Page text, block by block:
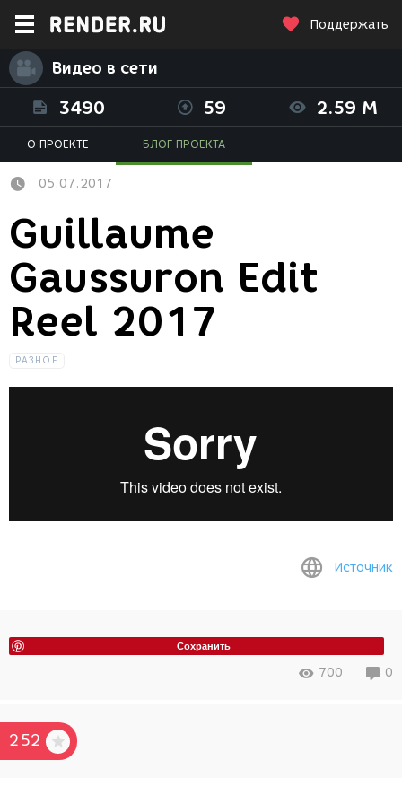
Поддержать
Видео в сети
3490 59 2.59 M
О ПРОЕКТЕ БЛОГ ПРОЕКТА
05.07.2017
Guillaume
Gaussuron Edit
Reel 2017
РАЗНОЕ
Источник
Сохранить
700 0
252